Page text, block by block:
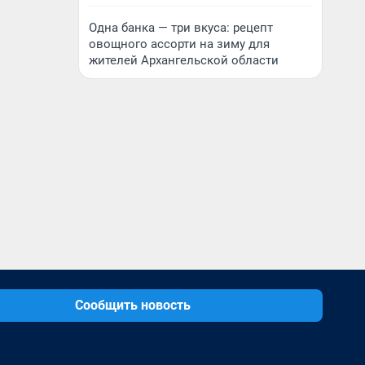
Одна банка — три вкуса: рецепт
овощного ассорти на зиму для
жителей Архангельской области
Сообщить новость